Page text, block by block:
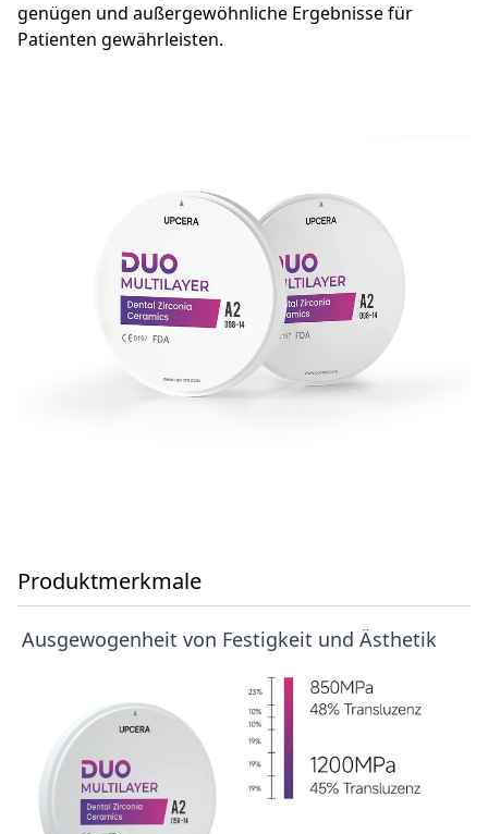
genügen und außergewöhnliche Ergebnisse für
Patienten gewährleisten.
Produktmerkmale
Ausgewogenheit von Festigkeit und Ästhetik